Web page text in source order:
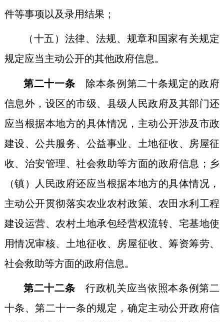
件等事项以及录用结果；
（十五）法律、法规、规章和国家有关规定
规定应当主动公开的其他政府信息。
第二十一条
除本条例第二十条规定的政府
信息外，设区的市级、县级人民政府及其部门还
应当根据本地方的具体情况，主动公开涉及市政
建设、公共服务、公益事业、土地征收、房屋征
收、治安管理、社会救助等方面的政府信息；乡
（镇）人民政府还应当根据本地方的具体情况，
主动公开贯彻落实农业农村政策、农田水利工程
建设运营、农村土地承包经营权流转、宅基地使
用情况审核、土地征收、房屋征收、筹资筹劳、
社会救助等方面的政府信息。
第二十二条 行政机关应当依照本条例第二
十条、第二十一条的规定，确定主动公开政府信